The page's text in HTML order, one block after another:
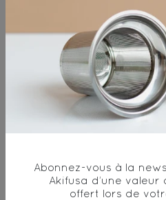
* produit issu de
Envie de
vous
Abonnez-vous à la
Akifusa d’une valeur
offert lors de